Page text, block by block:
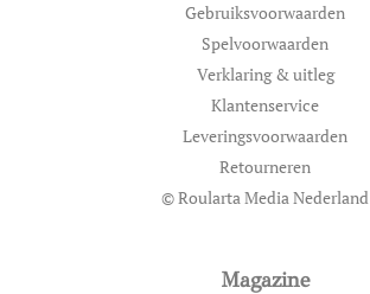
Gebruiksvoorwaarden
Spelvoorwaarden
Verklaring & uitleg
Klantenservice
Leveringsvoorwaarden
Retourneren
© Roularta Media Nederland
Magazine